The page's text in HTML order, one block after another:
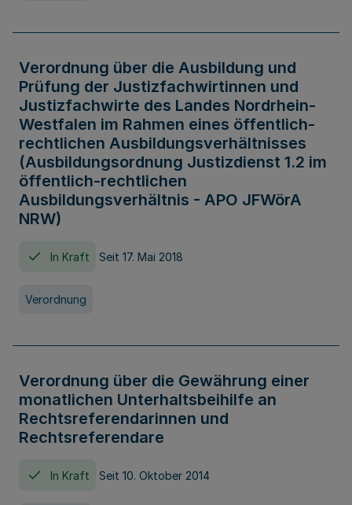
Verordnung über die Ausbildung und
Prüfung der Justizfachwirtinnen und
Justizfachwirte des Landes Nordrhein-
Westfalen im Rahmen eines öffentlich-
rechtlichen Ausbildungsverhältnisses
(Ausbildungsordnung Justizdienst 1.2 im
öffentlich-rechtlichen
Ausbildungsverhältnis - APO JFWörA
NRW)
In Kraft Seit 17. Mai 2018
Verordnung
Verordnung über die Gewährung einer
monatlichen Unterhaltsbeihilfe an
Rechtsreferendarinnen und
Rechtsreferendare
In Kraft Seit 10. Oktober 2014